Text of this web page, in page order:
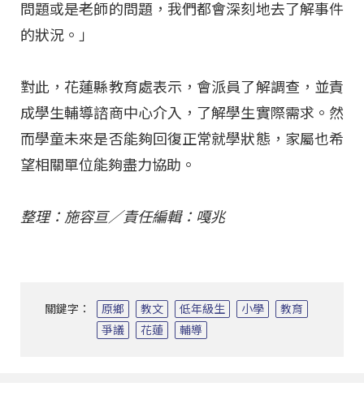
問題或是老師的問題，我們都會深刻地去了解事件
的狀況。」
對此，花蓮縣教育處表示，會派員了解調查，並責
成學生輔導諮商中心介入，了解學生實際需求。然
而學童未來是否能夠回復正常就學狀態，家屬也希
望相關單位能夠盡力協助。
整理：施容亘／責任編輯：嘎兆
關鍵字： 原鄉 教文 低年級生 小學
教育
爭議
花蓮 輔導